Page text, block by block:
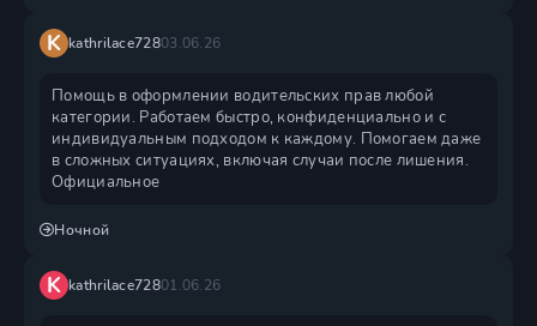
K kathrilace72803.06.26
Помощь в оформлении водительских прав любой
категории. Работаем быстро, конфиденциально и с
индивидуальным подходом к каждому. Помогаем даже
в сложных ситуациях, включая случаи после лишения.
Официальное
Ночной
K kathrilace72801.06.26